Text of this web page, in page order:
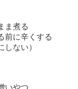
ま煮る
前に辛くする
しない）